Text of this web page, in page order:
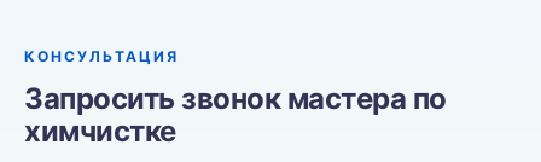
КОНСУЛЬТАЦИЯ
Запросить звонок мастера по
химчистке